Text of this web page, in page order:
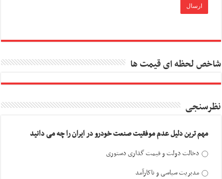
شاخص لحظه ای قیمت ها
نظرسنجی
مهم ترین دلیل عدم موفقیت صنعت خودرو در ایران را چه می دانید
دخالت دولت و قیمت گذاری دستوری
مدیریت سیاسی و ناکارآمد